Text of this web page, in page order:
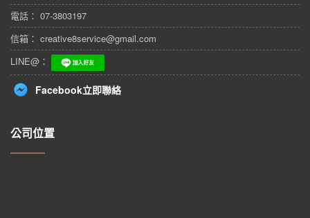
電話： 07-3803197
信箱： creative8service@gmail.com
LINE@：
Facebook立即聯絡
公司位置